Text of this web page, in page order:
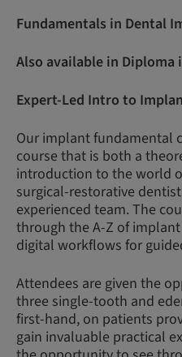
Fundamentals in Dental
Also available in
Expert-Led Intro to
Our implant fundamental
course that is both a
introduction to the world
surgical-restorative
experienced team. The
through the A-Z of
digital workflows for
Attendees are given the
three single-tooth and
first-hand, on patients
gain invaluable practical